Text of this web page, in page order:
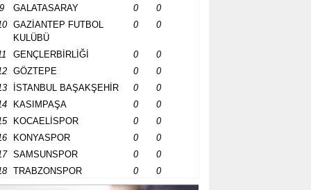
9 GALATASARAY 0
0
GAZİANTEP FUTBOL
KULÜBÜ
0 0
GENÇLERBİRLİĞİ 0
0
GÖZTEPE 0
0
İSTANBUL BAŞAKŞEHİR 0
0
KASIMPAŞA 0
0
KOCAELİSPOR 0
0
KONYASPOR 0
0
SAMSUNSPOR 0
0
TRABZONSPOR 0 0